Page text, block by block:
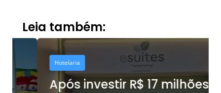
Leia também:
Hotelaria
Após investir R$ 17 milhões,